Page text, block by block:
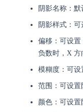
阴影名称：
阴影样式：
偏移：可设
负数时，X 方
模糊度：可设
范围：可设置
颜色：可设置